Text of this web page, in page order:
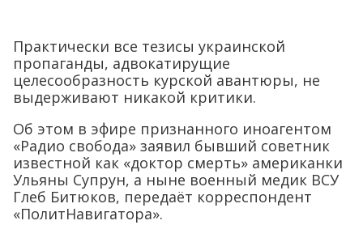
Практически все тезисы украинской
пропаганды, адвокатирущие
целесообразность курской авантюры, не
выдерживают никакой критики.
Об этом в эфире признанного иноагентом
«Радио свобода» заявил бывший советник
известной как «доктор смерть» американки
Ульяны Супрун, а ныне военный медик ВСУ
Глеб Битюков, передаёт корреспондент
«ПолитНавигатора».